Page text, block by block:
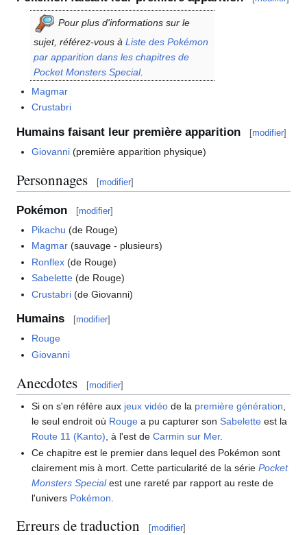
Pour plus d'informations sur le
sujet, référez-vous à Liste des Pokémon
par apparition dans les chapitres de
Pocket Monsters Special.
Magmar
Crustabri
Humains faisant leur première apparition [modifier]
Giovanni (première apparition physique)
Personnages [modifier]
Pokémon [modifier]
Pikachu (de Rouge)
Magmar (sauvage - plusieurs)
Ronflex (de Rouge)
Sabelette (de Rouge)
Crustabri (de Giovanni)
Humains [modifier]
Rouge
Giovanni
Anecdotes [modifier]
Si on s'en réfère aux jeux vidéo de la première génération,
le seul endroit où Rouge a pu capturer sonSabelette est la
Route 11 (Kanto), à l'est deCarmin sur Mer.
Ce chapitre est le premier dans lequel des Pokémon sont
clairement mis à mort. Cette particularité de la sériePocket
Monsters Specialest une rareté par rapport au reste de
l'univers Pokémon
Erreurs de traduction [modifier]